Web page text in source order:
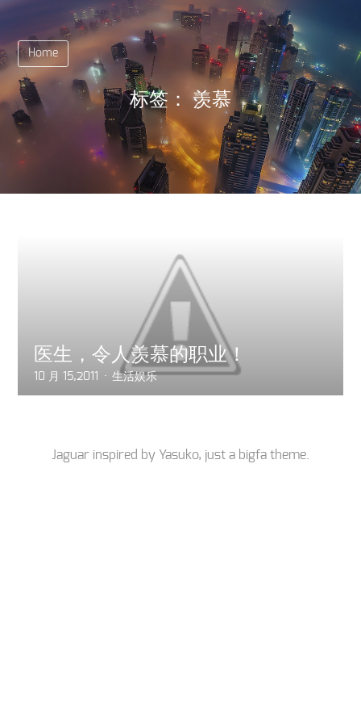
Home
标签：羡慕
医生，令人羡慕的职业！
10 月 15,2011 生活娱乐
Jaguar inspired by Yasuko, just a bigfa theme.